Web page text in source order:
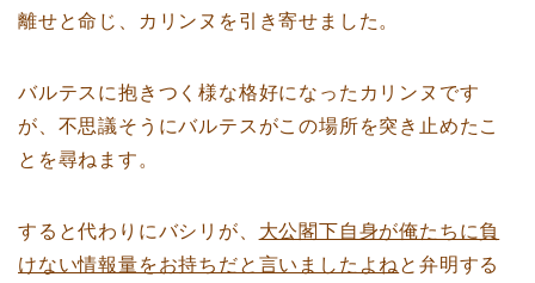
離せと命じ、カリンヌを引き寄せました。
バルテスに抱きつく様な格好になったカリンヌです
が、不思議そうにバルテスがこの場所を突き止めたこ
とを尋ねます。
すると代わりにバシリが、 大公閣下自身が俺たちに負
けない情報量をお持ちだと言いましたよね と弁明する